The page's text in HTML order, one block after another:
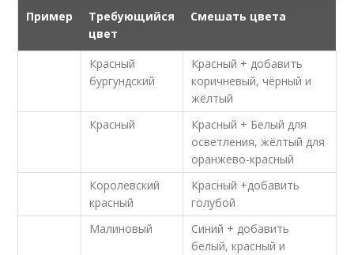
Пример
Требующийся
цвет
Смешать цвета
Красный
бургундский
Красный + добавить
коричневый, чёрный и
жёлтый
Красный
Красный + Белый для
осветления, жёлтый для
оранжево-красный
Королевский
красный
Красный +добавить
голубой
Малиновый
Синий + добавить
белый, красный и